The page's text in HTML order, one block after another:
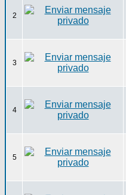
2
3
4
5